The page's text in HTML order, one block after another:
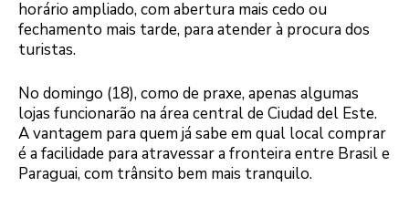
horário ampliado, com abertura mais cedo ou
fechamento mais tarde, para atender à procura dos
turistas.
No domingo (18), como de praxe, apenas algumas
lojas funcionarão na área central de Ciudad del Este.
A vantagem para quem já sabe em qual local comprar
é a facilidade para atravessar a fronteira entre Brasil e
Paraguai, com trânsito bem mais tranquilo.